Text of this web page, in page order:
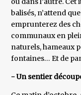
balisés, n’attend
emprunterez des
communaux en
naturels, hameaux
fontaines… Et de
- Un sentier